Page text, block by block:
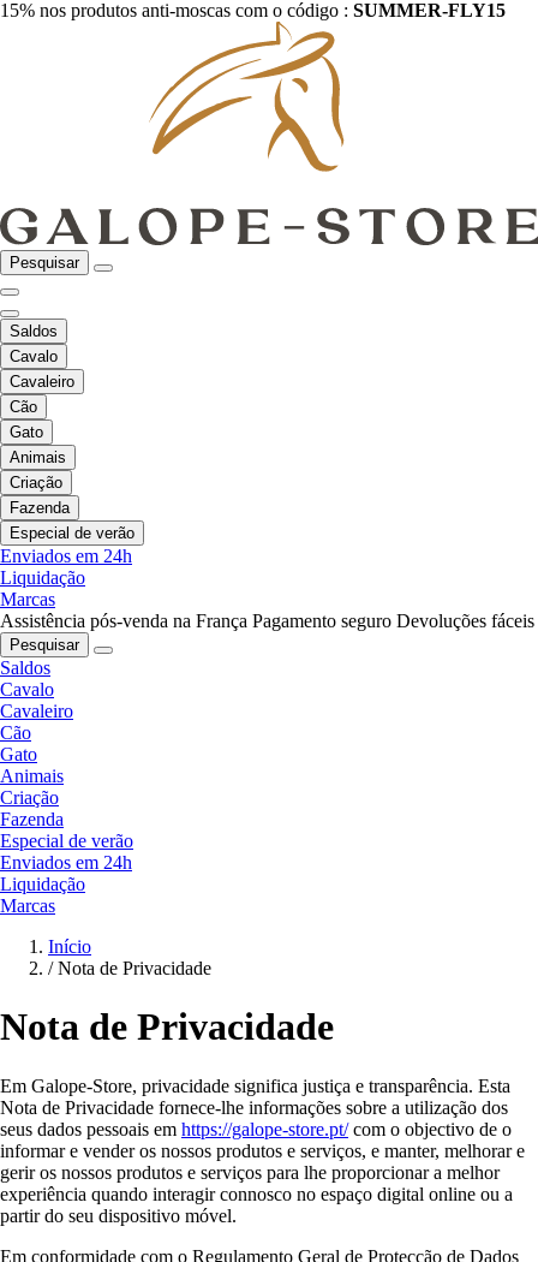
15% nos produtos anti-moscas com o código : SUMMER-FLY15
Pesquisar
Saldos
Cavalo
Cavaleiro
Cão
Gato
Animais
Criação
Fazenda
Especial de verão
Enviados em 24h
Liquidação
Marcas
Assistência pós-venda na França Pagamento seguro Devoluções fáceis
Pesquisar
Saldos
Cavalo
Cavaleiro
Cão
Gato
Animais
Criação
Fazenda
Especial de verão
Enviados em 24h
Liquidação
Marcas
Início
/ Nota de Privacidade
Nota de Privacidade
Em Galope-Store, privacidade significa justiça e transparência. Esta
Nota de Privacidade fornece-lhe informações sobre a utilização dos
seus dados pessoais em https://galope-store.pt/com o objectivo de o
informar e vender os nossos produtos e serviços, e manter, melhorar e
gerir os nossos produtos e serviços para lhe proporcionar a melhor
experiência quando interagir connosco no espaço digital online ou a
partir do seu dispositivo móvel.
Em conformidade com o Regulamento Geral de Protecção de Dados